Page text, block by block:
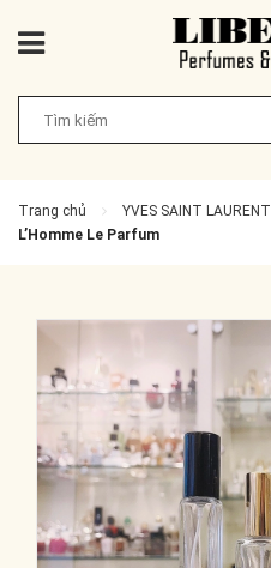
Trang chủ YVES SAINT LAURENT
L’Homme Le Parfum